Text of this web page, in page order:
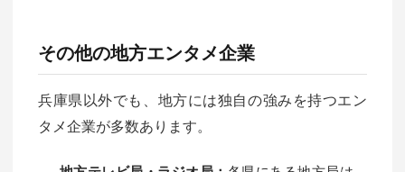
その他の地方エンタメ企業
兵庫県以外でも、地方には独自の強みを持つエン
タメ企業が多数あります。